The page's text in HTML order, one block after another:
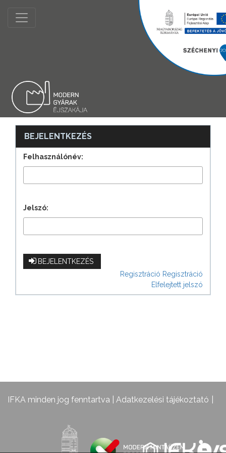
BEJELENTKEZÉS
Felhasználónév:
Jelszó:
BEJELENTKEZÉS
Regisztráció Regisztráció
Elfelejtett jelszó
IFKA minden jog fenntartva | Adatkezelési tájékoztató